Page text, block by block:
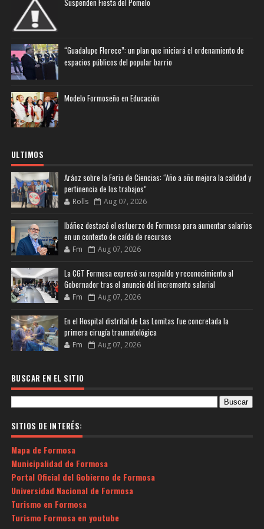
“Guadalupe Florece”: un plan que iniciará el ordenamiento de
espacios públicos del popular barrio
Modelo Formoseño en Educación
ULTIMOS
Aráoz sobre la Feria de Ciencias: “Año a año mejora la calidad y
pertinencia de los trabajos”
Rolls Aug 07, 2026
Ibáñez destacó el esfuerzo de Formosa para aumentar salarios
en un contexto de caída de recursos
Fm Aug 07, 2026
La CGT Formosa expresó su respaldo y reconocimiento al
Gobernador tras el anuncio del incremento salarial
Fm Aug 07, 2026
En el Hospital distrital de Las Lomitas fue concretada la
primera cirugía traumatológica
Fm Aug 07, 2026
BUSCAR EN EL SITIO
SITIOS DE INTERÉS:
Mapa de Formosa
Municipalidad de Formosa
Portal Oficial del Gobierno de Formosa
Universidad Nacional de Formosa
Turismo en Formosa
Turismo Formosa en youtube